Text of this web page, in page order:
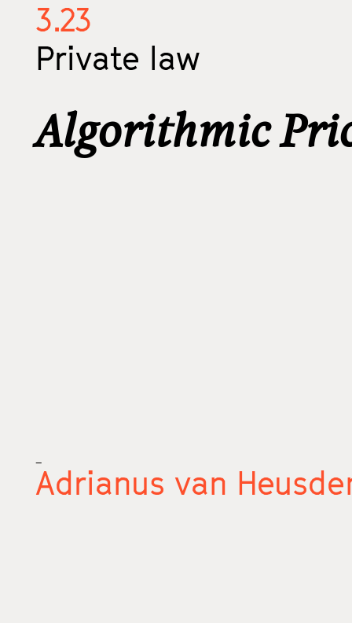
3.23
Private law
Algorithmic
_
Adrianus van